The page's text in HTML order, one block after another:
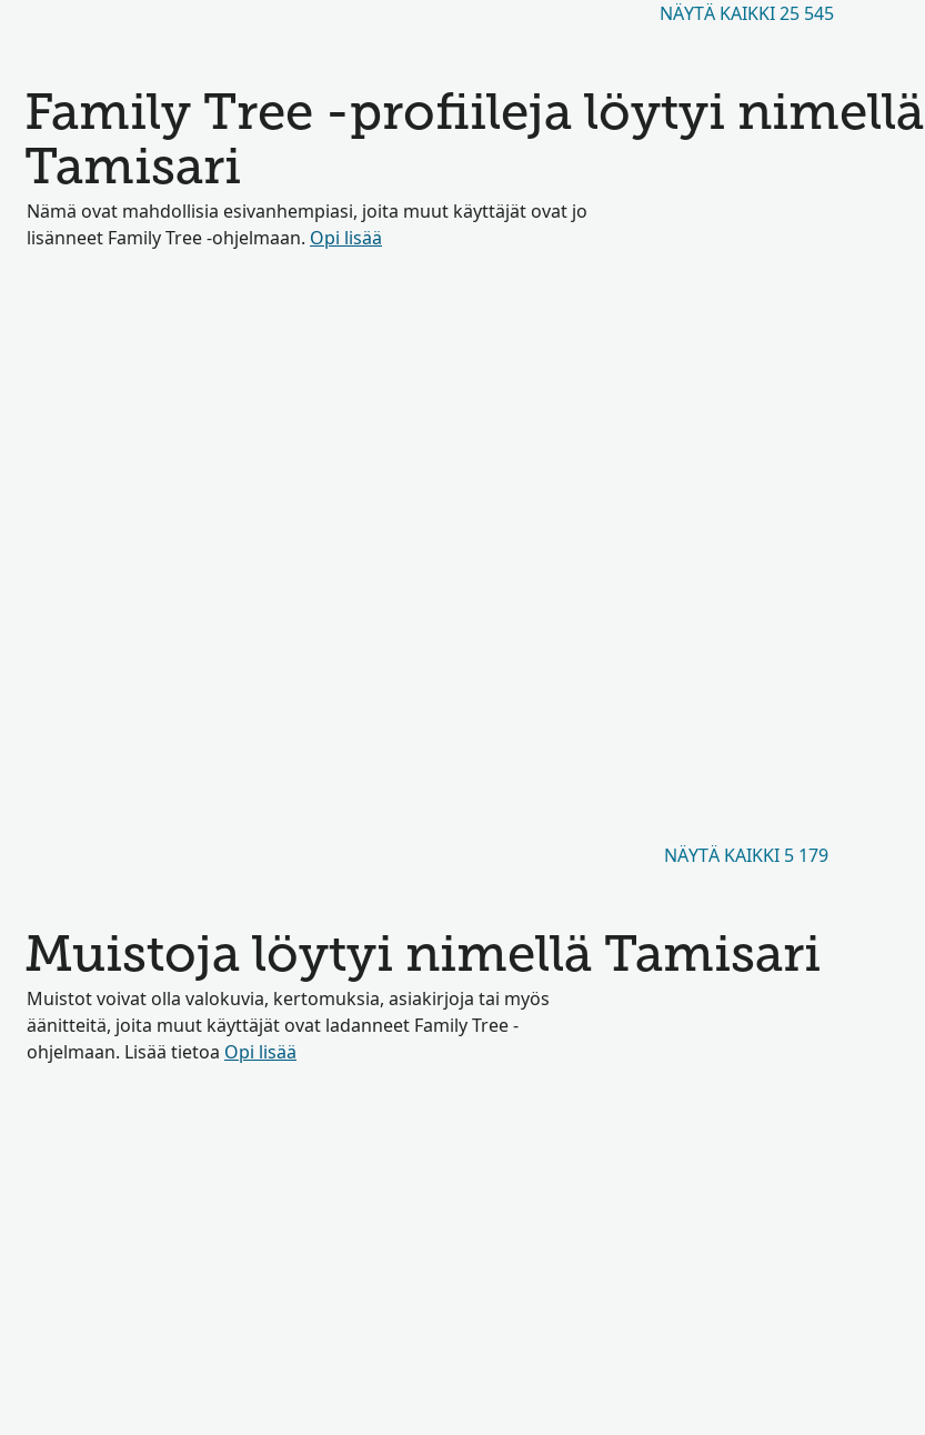
NÄYTÄ KAIKKI 25 545
Family Tree -profiileja löytyi nimellä
Tamisari
Nämä ovat mahdollisia esivanhempiasi, joita muut käyttäjät ovat jo
lisänneet Family Tree -ohjelmaan. Opi lisää
NÄYTÄ KAIKKI 5 179
Muistoja löytyi nimellä Tamisari
Muistot voivat olla valokuvia, kertomuksia, asiakirjoja tai myös
äänitteitä, joita muut käyttäjät ovat ladanneet Family Tree -
ohjelmaan. Lisää tietoa Opi lisää